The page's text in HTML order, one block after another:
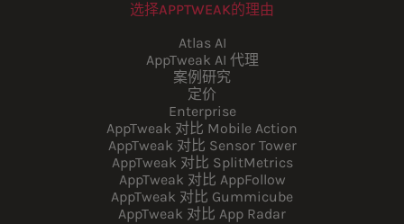
选择APPTWEAK的理由
Atlas AI
AppTweak AI 代理
案例研究
定价
Enterprise
AppTweak 对比 Mobile Action
AppTweak 对比 Sensor Tower
AppTweak 对比 SplitMetrics
AppTweak 对比 AppFollow
AppTweak 对比 Gummicube
AppTweak 对比 App Radar